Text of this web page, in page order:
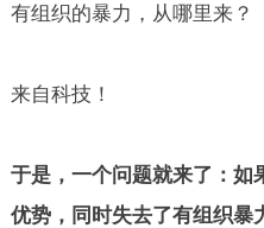
有组织的暴力，从哪里来？
来自科技！
于是，一个问题就来了：如
优势，同时失去了有组织暴